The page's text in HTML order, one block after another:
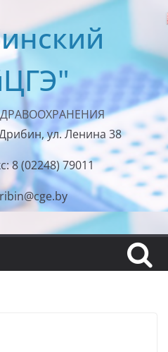
ул. Ленина 38
8 (02248) 79011